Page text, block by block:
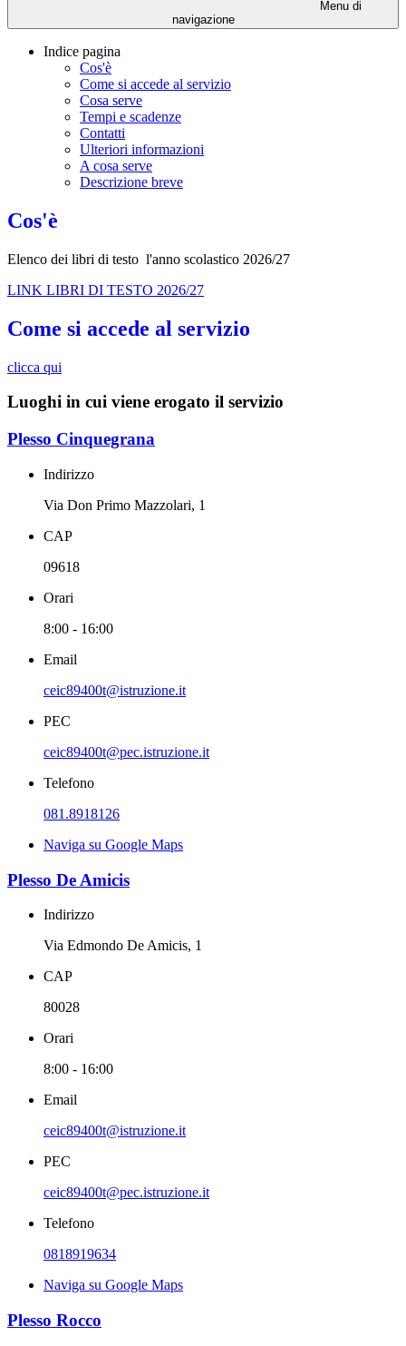
Menu di
navigazione
Indice pagina
Cos'è
Come si accede al servizio
Cosa serve
Tempi e scadenze
Contatti
Ulteriori informazioni
A cosa serve
Descrizione breve
Cos'è
Elenco dei libri di testo l'anno scolastico 2026/27
LINK LIBRI DI TESTO 2026/27
Come si accede al servizio
clicca qui
Luoghi in cui viene erogato il servizio
Plesso Cinquegrana
Indirizzo
Via Don Primo Mazzolari, 1
CAP
09618
Orari
8:00 - 16:00
Email
ceic89400t@istruzione.it
PEC
ceic89400t@pec.istruzione.it
Telefono
081.8918126
Naviga su Google Maps
Plesso De Amicis
Indirizzo
Via Edmondo De Amicis, 1
CAP
80028
Orari
8:00 - 16:00
Email
ceic89400t@istruzione.it
PEC
ceic89400t@pec.istruzione.it
Telefono
0818919634
Naviga su Google Maps
Plesso Rocco